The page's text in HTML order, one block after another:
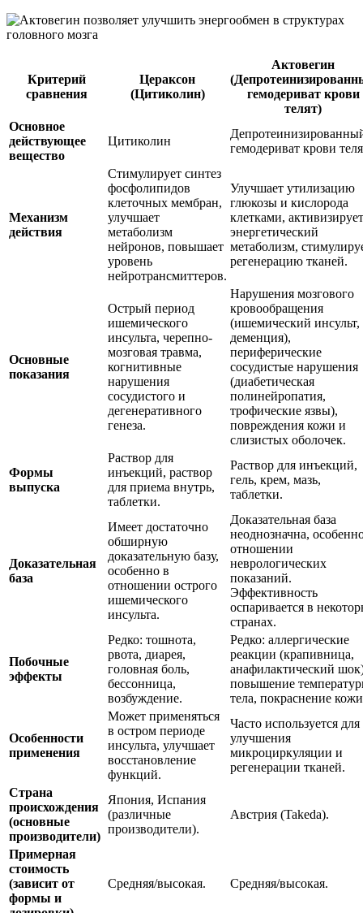
Критерий
сравнения
Цераксон
(Цитиколин)
Актовегин
гемодериват крови
телят)
Основное
действующее
вещество
Цитиколин
гемодериват крови
Механизм
действия
Стимулирует синтез
фосфолипидов
клеточных мембран,
улучшает
метаболизм
нейронов, повышает
уровень
нейротрансмиттеров.
Улучшает утилизацию
глюкозы и кислорода
клетками, активизирует
энергетический
метаболизм,
регенерацию тканей.
Основные
показания
Острый период
ишемического
инсульта, черепно-
мозговая травма,
когнитивные
нарушения
сосудистого и
дегенеративного
генеза.
Нарушения мозгового
кровообращения
(ишемический инсульт,
деменция),
периферические
сосудистые нарушения
(диабетическая
полинейропатия,
трофические язвы),
повреждения кожи и
слизистых оболочек.
Формы
выпуска
Раствор для
инъекций, раствор
для приема внутрь,
таблетки.
Раствор для инъекций,
гель, крем, мазь,
таблетки.
Доказательная
база
Имеет достаточно
обширную
доказательную базу,
особенно в
отношении острого
ишемического
инсульта.
Доказательная база
неоднозначна,
отношении
неврологических
показаний.
Эффективность
оспаривается в
странах.
Побочные
эффекты
Редко: тошнота,
рвота, диарея,
головная боль,
бессонница,
возбуждение.
Редко: аллергические
реакции (крапивница,
анафилактический
повышение
тела, покраснение
Особенности
применения
Может применяться
в остром периоде
инсульта, улучшает
восстановление
функций.
Часто используется для
улучшения
микроциркуляции и
регенерации тканей.
Страна
происхождения
(основные
производители)
Япония, Испания
(различные
производители).
Австрия (Takeda).
Примерная
стоимость
(зависит от
формы и
Средняя/высокая. Средняя/высокая.